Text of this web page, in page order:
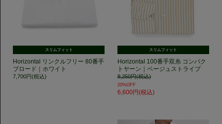
スリムフィット
Horizontal リンクルフリー 80番手
ブロード｜ホワイト
7,700円(税込)
スリムフィット
Horizontal 100番手双糸 コンパク
トヤーン｜ベージュストライプ
8,250円(税込)
20%OFF
6,600円(税込)